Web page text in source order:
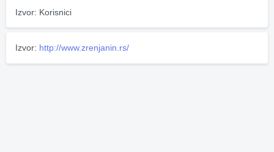
Izvor: Korisnici
Izvor: http://www.zrenjanin.rs/